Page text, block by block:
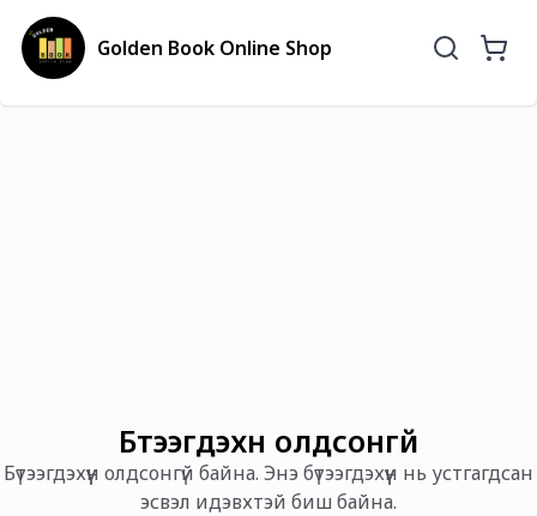
Golden Book Online Shop
Бүтээгдэхүүн олдсонгүй
Бүтээгдэхүүн олдсонгүй байна. Энэ бүтээгдэхүүн нь устгагдсан
эсвэл идэвхтэй биш байна.